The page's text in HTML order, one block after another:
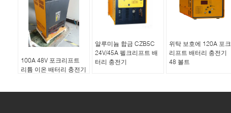
100A 48V 포크리프트
리튬 이온 배터리 충전기
알루미늄 합금 CZB5C
24V/45A 펠크리프트 배
터리 충전기
위탁 보호에 120A 포크
리프트 배터리 충전기
48 볼트